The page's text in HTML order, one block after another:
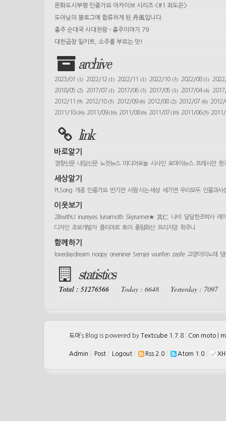
문화도시부평 민중가요 아카이브 시리즈 <#1 최도은>
도아님의 블로그에 합류하게 된 丹風입니다.
충주 순대국 사대천왕 - 충주이야기 79
대한곱창 밀키트, 소주를 부르는 맛!
archive
2023/01 (1) 2022/12(1) 2022/11(1) 2022/10 (3) 2022/08(1)
2018/05 (2) 2017/07(1) 2017/06(3) 2017/05 (1) 2017/04(4)
2012/11(9) 2012/10(5) 2012/09(6) 2012/08 (2) 2012/07 (6)
2011/10(16) 2011/09(16) 2011/08(6) 2011/07(10) 2011/06(5)
link
바로알기
경향신문 내일신문 노컷뉴스 미디어오늘 시사인 오마이뉴스 프레시안 한
세상알기
PLSong 개종 민중가요 반기련 사람 사는 세상 세기연 우리모두 인물과사
이웃보기
2BwithU inureyes lunamoth Skyrunner★ 其仁 나비 달달한조박사 레
디자인 초보개발자 클리아르 토이 풍림화산 프리지앙 학주니
함께하기
lovedaydream noopy oneniner Semjei wurifen zasfe 고양이의노래
statistics
Total : 51276566 Today : 6648 Yesterday : 7097
도아’s Blog is powered by Textcube 1.7.8 : Con moto
Admin Post Logout Rss 2.0 Atom 1.0